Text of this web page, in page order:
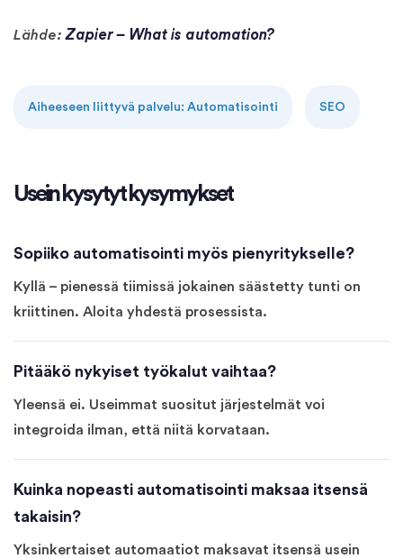
Lähde:Zapier – What is automation?
Aiheeseen liittyvä palvelu: Automatisointi SEO
Usein kysytyt kysymykset
Sopiiko automatisointi myös pienyritykselle?
Kyllä – pienessä tiimissä jokainen säästetty tunti on
kriittinen. Aloita yhdestä prosessista.
Pitääkö nykyiset työkalut vaihtaa?
Yleensä ei. Useimmat suositut järjestelmät voi
integroida ilman, että niitä korvataan.
Kuinka nopeasti automatisointi maksaa itsensä
takaisin?
Yksinkertaiset automaatiot maksavat itsensä usein